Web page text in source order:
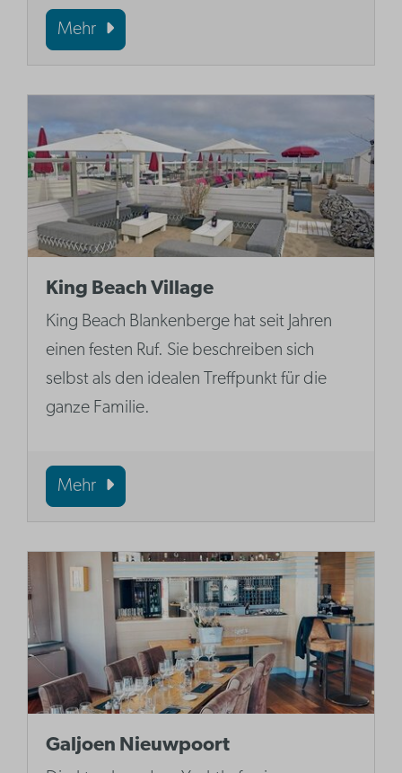
Mehr
King Beach Village
King Beach Blankenberge hat seit Jahren
einen festen Ruf. Sie beschreiben sich
selbst als den idealen Treffpunkt für die
ganze Familie.
Mehr
Galjoen Nieuwpoort